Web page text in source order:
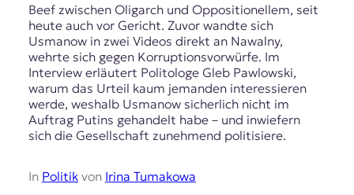
Beef zwischen Oligarch und Oppositionellem, seit
heute auch vor Gericht. Zuvor wandte sich
Usmanow in zwei Videos direkt an Nawalny,
wehrte sich gegen Korruptionsvorwürfe. Im
Interview erläutert Politologe Gleb Pawlowski,
warum das Urteil kaum jemanden interessieren
werde, weshalb Usmanow sicherlich nicht im
Auftrag Putins gehandelt habe – und inwiefern
sich die Gesellschaft zunehmend politisiere.
In Politikvon Irina Tumakowa